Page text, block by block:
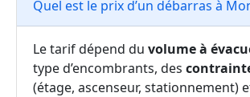
Quel est le prix d’un débarras à
Le tarif dépend du volume à
type d’encombrants, des
(étage, ascenseur, stationnement)